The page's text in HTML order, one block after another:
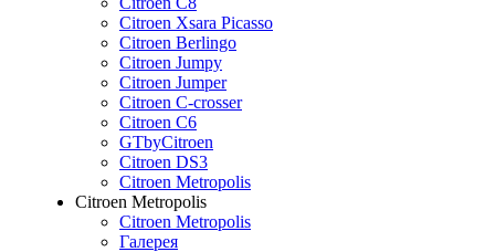
Citroen Xsara Picasso
Citroen Berlingo
Citroen Jumpy
Citroen Jumper
Citroen C-crosser
Citroen C6
GTbyCitroen
Citroen DS3
Citroen Metropolis
Citroen Metropolis
Citroen Metropolis
Галерея